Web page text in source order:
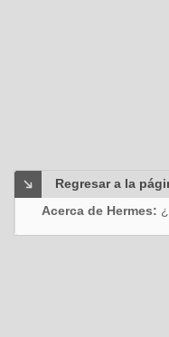
Regresar a la
Acerca de Hermes: